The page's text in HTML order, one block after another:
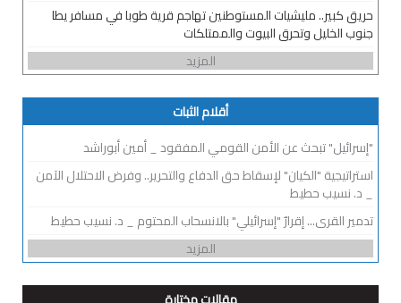
حريق كبير.. مليشيات المستوطنين تهاجم قرية طوبا في مسافر يطا
جنوب الخليل وتحرق البيوت والممتلكات
المزيد
أقلام الثبات
"إسرائيل" تبحث عن الأمن القومي المفقود _ أمين أبوراشد
استراتيجية "الكيان" لإسقاط حق الدفاع والتحرير.. وفرض الاحتلال الآمن
_ د. نسيب حطيط
تدمير القرى... إقرارٌ "إسرائيلي" بالانسحاب المحتوم _ د. نسيب حطيط
المزيد